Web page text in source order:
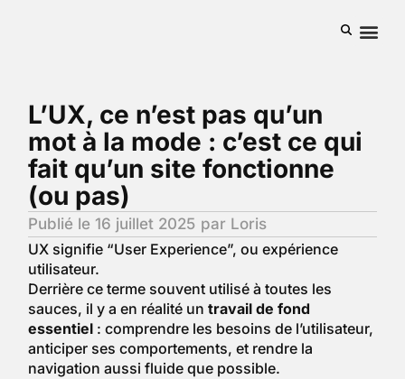
L’UX, ce n’est pas qu’un
mot à la mode : c’est ce qui
fait qu’un site fonctionne
(ou pas)
Publié le 16 juillet 2025 par Loris
UX signifie “User Experience”, ou expérience
utilisateur.
Derrière ce terme souvent utilisé à toutes les
sauces, il y a en réalité untravail de fond
essentiel : comprendre les besoins de l’utilisateur,
anticiper ses comportements, et rendre la
navigation aussi fluide que possible.